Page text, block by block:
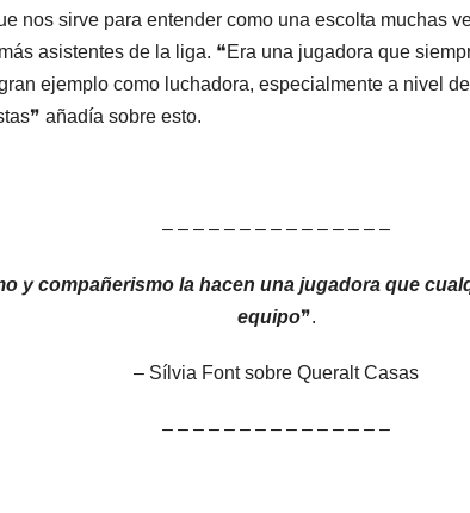
nos sirve para entender como una escolta muchas
asistentes de la liga. ❝Era una jugadora que
ejemplo como luchadora, especialmente a nivel
añadía sobre esto.
– – – – – – – – – – – – – – –
y compañerismo la hacen una jugadora que
equipo❞.
– Sílvia Font sobre Queralt Casas
– – – – – – – – – – – – – – –